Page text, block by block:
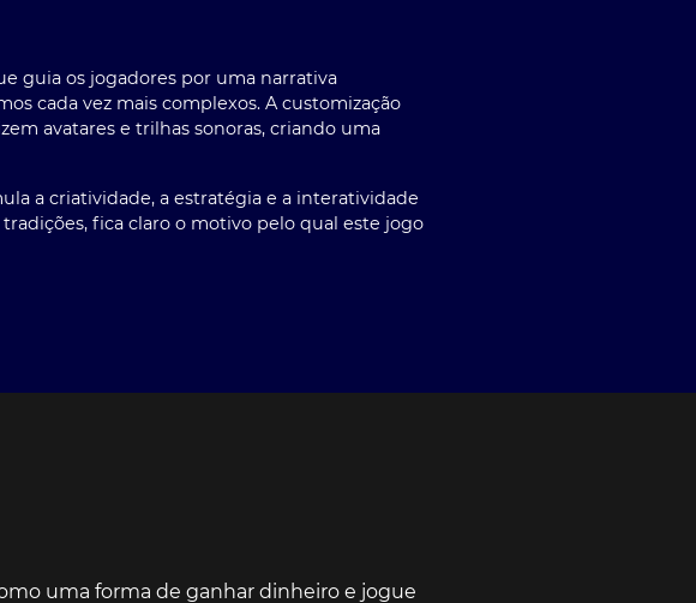
guia os jogadores por uma narrativa
cada vez mais complexos. A customização
avatares e trilhas sonoras, criando uma
a criatividade, a estratégia e a interatividade
fica claro o motivo pelo qual este jogo
uma forma de ganhar dinheiro e jogue